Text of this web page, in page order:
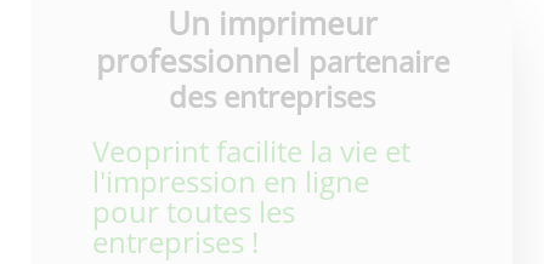
Un imprimeur
professionnel partenaire
des entreprises
Veoprint facilite la vie et
l'impression en ligne
pour toutes les
entreprises !